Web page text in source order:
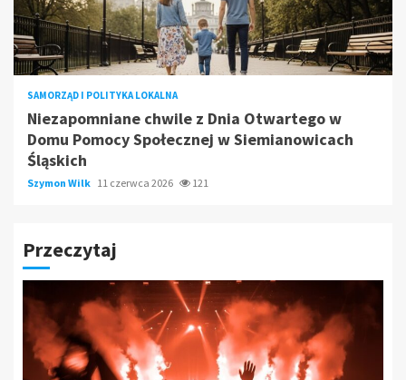
SAMORZĄD I POLITYKA LOKALNA
Niezapomniane chwile z Dnia Otwartego w
Domu Pomocy Społecznej w Siemianowicach
Śląskich
Szymon Wilk 11 czerwca 2026 121
Przeczytaj